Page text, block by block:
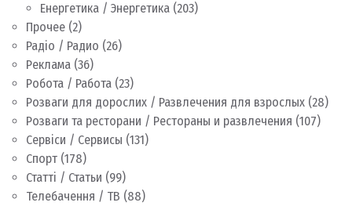
Енергетика / Энергетика (203)
Прочее (2)
Радіо / Радио (26)
Реклама (36)
Робота / Работа (23)
Розваги для дорослих / Развлечения для взрослых (28)
Розваги та ресторани / Рестораны и развлечения (107)
Сервіси / Сервисы (131)
Спорт (178)
Статті / Статьи (99)
Телебачення / ТВ (88)